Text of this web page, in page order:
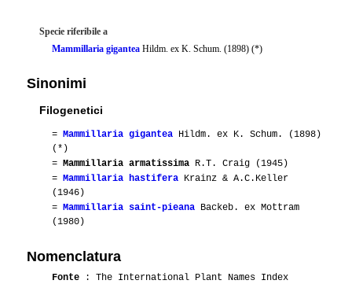
Specie riferibile a
Mammillaria gigantea Hildm. ex K. Schum. (1898) (*)
Sinonimi
Filogenetici
= Mammillaria gigantea Hildm. ex K. Schum. (1898)
(*)
= Mammillaria armatissima R.T. Craig (1945)
= Mammillaria hastifera Krainz & A.C.Keller
(1946)
= Mammillaria saint-pieana Backeb. ex Mottram
(1980)
Nomenclatura
Fonte : The International Plant Names Index